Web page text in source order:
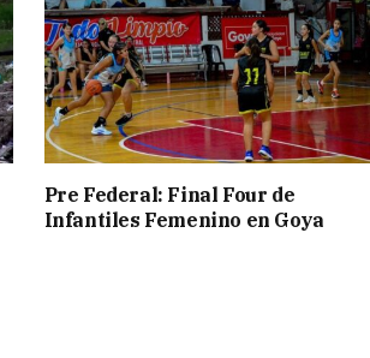
Pre Federal: Final Four de
Infantiles Femenino en Goya